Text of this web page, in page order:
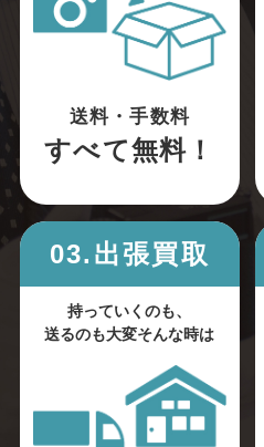
送料・手数料
すべて無料！
03.出張買取
持っていくのも、
送るのも大変そんな時は